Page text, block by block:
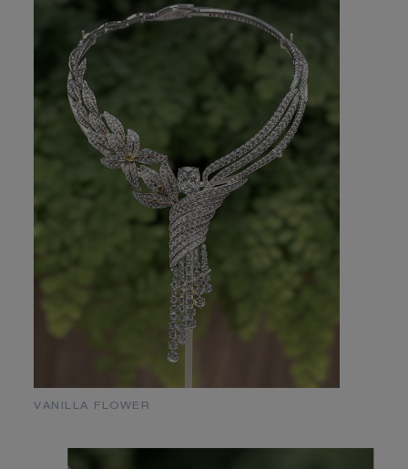
国／地域を変更しますか？
United Statesからchaumet.comを閲覧し
ています。
国／地域を更新しますか？
日本のウェブサイトに残る
UNITED STATES
ださい。
VANILLA FLOWER